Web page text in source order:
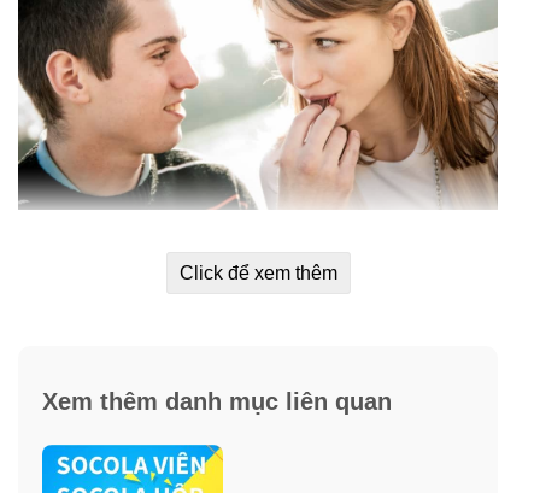
Bóc vỏ và thưởng thức từng vị thơm ngon của
Click để xem thêm
Xem thêm danh mục liên quan